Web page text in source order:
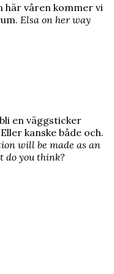
här våren kommer vi
Elsa on her way
en väggsticker
kanske både och.
will be made as an
do you think?